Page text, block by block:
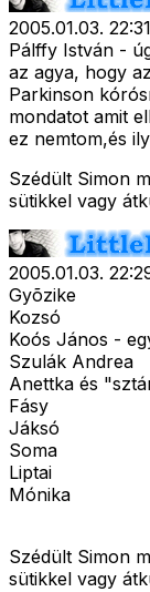
2005.01.03. 22:31
Pálffy István -
az agya, hogy
Parkinson
mondatot amit
ez nemtom,és
Szédült Simon
sütikkel vagy
2005.01.03.
Gyõzike
Kozsó
Koós János -
Szulák Andrea
Anettka és
Fásy
Jáksó
Soma
Liptai
Mónika
Szédült Simon
sütikkel vagy